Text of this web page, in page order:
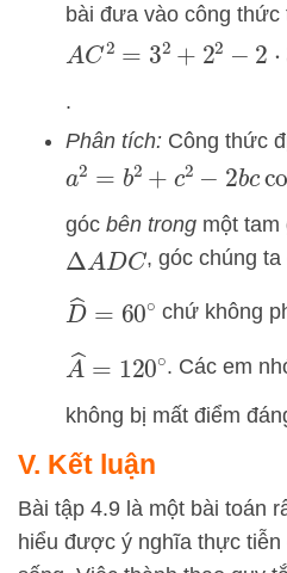
bài đưa vào công thức
AC2 =3 2+ 22−2⋅3⋅2
.
Phân tích: Công thức
a2 =b 2+c 2− 2b ccos
góc bên trong một tam
ΔADC , góc chúng
D^=60∘ chứ không
A^= 120∘. Các em
không bị mất điểm
V. Kết luận
Bài tập 4.9 là một bài toán
hiểu được ý nghĩa thực